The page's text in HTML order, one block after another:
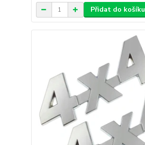
Přidat do košíku